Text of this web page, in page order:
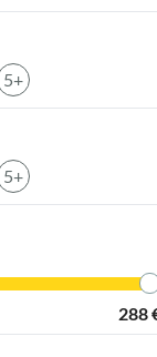
5+
5+
288